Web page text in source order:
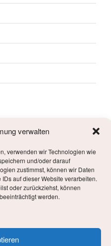
verwalten
verwenden wir Technologien wie
und/oder darauf
zustimmst, können wir Daten
auf dieser Website verarbeiten.
oder zurückziehst, können
werden.